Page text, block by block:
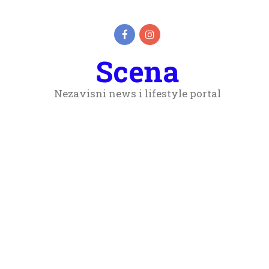
Scena
Nezavisni news i lifestyle portal